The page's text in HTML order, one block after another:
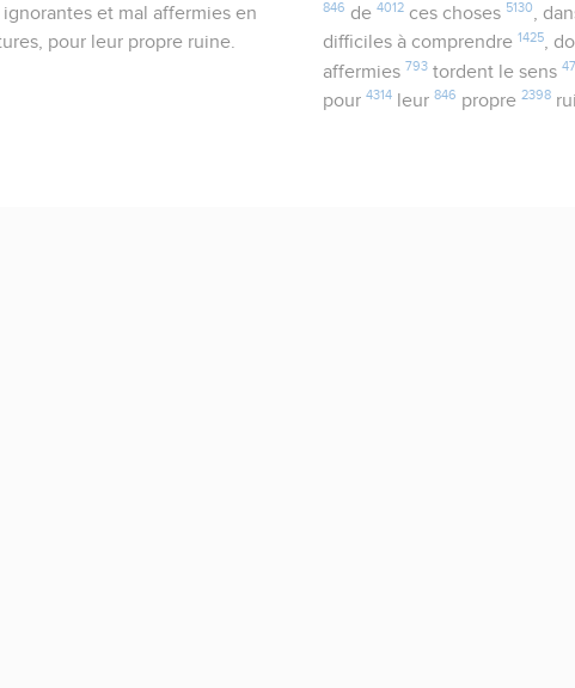
et mal affermies en
pour leur propre ruine.
846 de4012 ces choses 5130,
difficiles à comprendre 1425,
affermies 793 tordent le sens
pour4314 leur846 propre2398